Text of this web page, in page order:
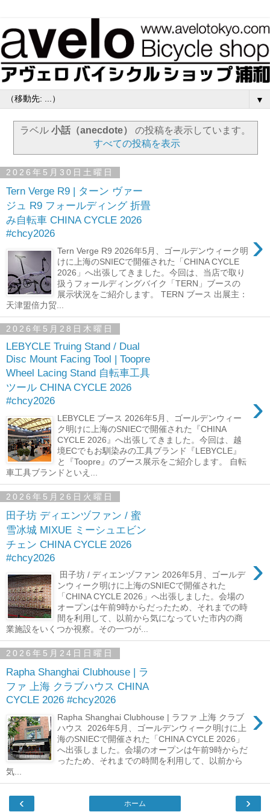
▼
ラベル 小話（anecdote）
の投稿を表示しています。
すべての投稿を表示
2026年5月30日土曜日
Tern Verge R9 | ターン ヴァー
ジュ R9 フォールディング 折畳
み自転車 CHINA CYCLE 2026
#chcy2026
›
Tern Verge R9 2026年5月、ゴールデンウィーク明
けに上海のSNIECで開催された「CHINA CYCLE
2026」へ出張してきました。今回は、当店で取り
扱うフォールディングバイク「TERN」ブースの
展示状況をご紹介します。 TERN ブース 出展主：
天津盟倍力贸...
2026年5月28日木曜日
LEBYCLE Truing Stand / Dual
Disc Mount Facing Tool | Toopre
Wheel Lacing Stand 自転車工具
ツール CHINA CYCLE 2026
#chcy2026
›
LEBYCLE ブース 2026年5月、ゴールデンウィー
ク明けに上海のSNIECで開催された『CHINA
CYCLE 2026』へ出張してきました。今回は、越
境ECでもお馴染みの工具ブランド『LEBYCLE』
と『Toopre』のブース展示をご紹介します。 自転
車工具ブランドといえ...
2026年5月26日火曜日
田子坊 ディエンヅファン / 蜜
雪冰城 MIXUE ミーシュエビン
チェン CHINA CYCLE 2026
#chcy2026
›
田子坊 / ディエンヅファン 2026年5月、ゴールデ
ンウィーク明けに上海のSNIECで開催された
「CHINA CYCLE 2026」へ出張しました。会場の
オープンは午前9時からだったため、それまでの時
間を利用して、以前から気になっていた市内の商
業施設をいくつか視察。その一つが...
2026年5月24日日曜日
Rapha Shanghai Clubhouse | ラ
ファ 上海 クラブハウス CHINA
CYCLE 2026 #chcy2026
›
Rapha Shanghai Clubhouse | ラファ 上海 クラブ
ハウス 2026年5月、ゴールデンウィーク明けに上
海のSNIECで開催された「CHINA CYCLE 2026」
へ出張しました。会場のオープンは午前9時からだ
ったため、それまでの時間を利用して、以前から
気...
‹ ›
ホーム